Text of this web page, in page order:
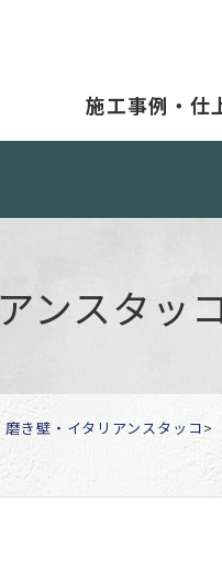
施工事例・仕
ンスタッ
磨き壁・イタリアンスタッコ